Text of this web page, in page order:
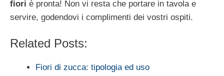
fiori è pronta! Non vi resta che portare in tavola e
servire, godendovi i complimenti dei vostri ospiti.
Related Posts:
Fiori di zucca: tipologia ed uso